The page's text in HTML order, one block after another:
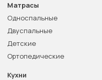
Матрасы
Односпальные
Двуспальные
Детские
Ортопедические
Кухни